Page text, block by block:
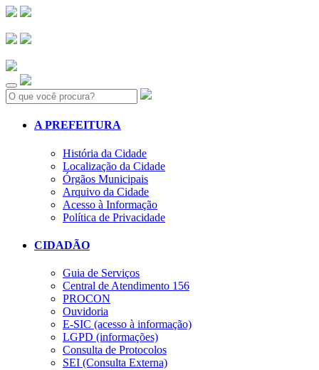
Search:
A PREFEITURA
História da Cidade
Localização da Cidade
Órgãos Municipais
Arquivo da Cidade
Acesso à Informação
Política de Privacidade
CIDADÃO
Guia de Serviços
Central de Atendimento 156
PROCON
Ouvidoria
E-SIC (acesso à informação)
LGPD (informações)
Consulta de Protocolos
SEI (Consulta Externa)